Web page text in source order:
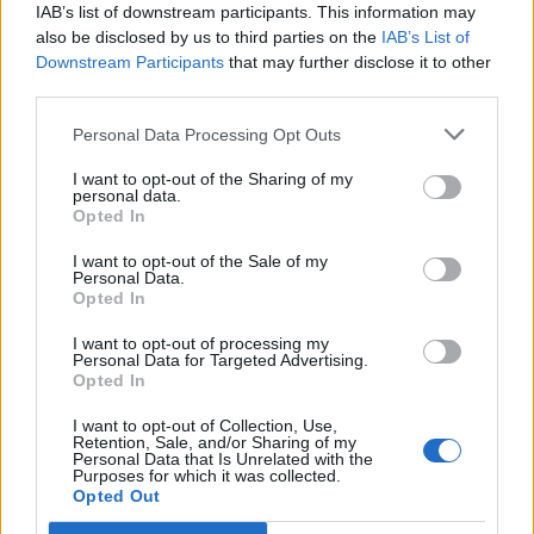
IAB’s list of downstream participants. This information may
also be disclosed by us to third parties on the IAB’s List of
Downstream Participants that may further disclose it to other
Personal Data Processing Opt Outs
I want to opt-out of the Sharing of my
personal data.
Opted In
I want to opt-out of the Sale of my
Personal Data.
Opted In
I want to opt-out of processing my
Personal Data for Targeted Advertising.
Opted In
I want to opt-out of Collection, Use,
Retention, Sale, and/or Sharing of my
Personal Data that Is Unrelated with the
Purposes for which it was collected.
Opted Out
Ismerd meg a tőzsdei megbízások világát, és tanulj meg
profin navigálni a piacokon! Megvizsgáljuk, mit takarnak a
amelyekkel a magyar és nemzetköz
DÍJMENTES ELŐADÁS
Divat vagy okosság? ETF-ek és a passzív